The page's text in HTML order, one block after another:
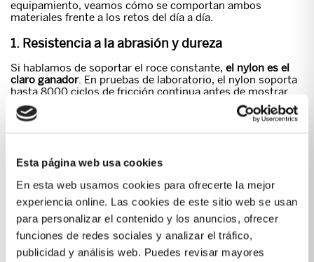
Esta página web usa cookies
En esta web usamos cookies para ofrecerte la mejor
experiencia online. Las cookies de este sitio web se usan
para personalizar el contenido y los anuncios, ofrecer
funciones de redes sociales y analizar el tráfico,
publicidad y análisis web. Puedes revisar mayores
equipamiento, veamos cómo se comportan ambos
materiales frente a los retos del día a día.
1. Resistencia a la abrasión y dureza
Si hablamos de soportar el roce constante, el nylon es el
claro ganador. En pruebas de laboratorio, el nylon soporta
hasta 8000 ciclos de fricción continua antes de mostrar
desgaste, mientras que el poliéster ronda los 5000 ciclos.
Es por esto que
es la opción predilecta para usos
Aquí la diferencia es evidente. El poliéster apenas retiene
un 0.4% de humedad, por lo que se seca de forma
inmediata y mantiene el 100% de su resistencia incluso
estando empapado. Por otro lado, el nylon puede absorber
hasta un 4.5% de humedad, lo que hace que tarde un poco
más en secarse y se vuelva ligeramente más pesado bajo
lluvias intensas.